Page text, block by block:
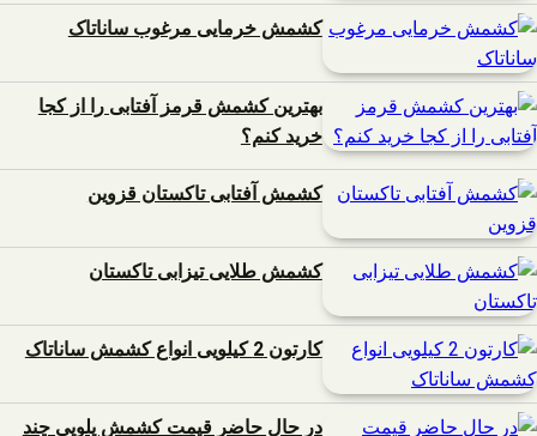
کشمش خرمایی مرغوب ساناتاک
بهترین کشمش قرمز آفتابی را از کجا
خرید کنم؟
کشمش آفتابی تاکستان قزوین
کشمش طلایی تیزابی تاکستان
کارتون 2 کیلویی انواع کشمش ساناتاک
در حال حاضر قیمت کشمش پلویی چند